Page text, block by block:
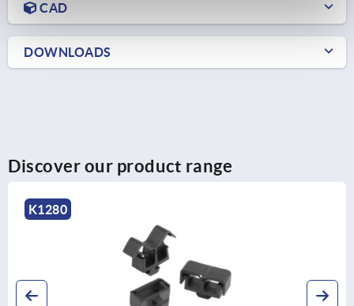
CAD
DOWNLOADS
Discover our product range
K1280